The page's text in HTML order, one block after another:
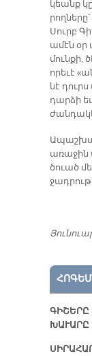
կեանք
Սուրբ
ա­մէն
ո­րե­ւէ
նէ
դար­ձի
ա­ռա­ջին
ծուած
ԳԻՇԵՐԸ
ԽԱՒԱՐԸ